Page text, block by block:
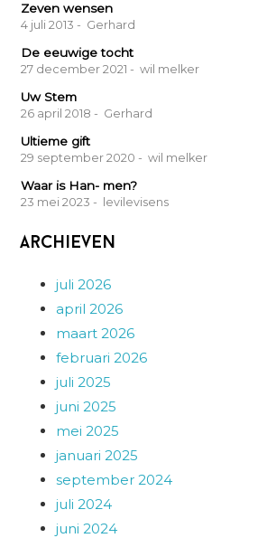
Zeven wensen
4 juli 2013 - Gerhard
De eeuwige tocht
27 december 2021 - wil melker
Uw Stem
26 april 2018 - Gerhard
Ultieme gift
29 september 2020 - wil melker
Waar is Han- men?
23 mei 2023 - levilevisens
Archieven
juli 2026
april 2026
maart 2026
februari 2026
juli 2025
juni 2025
mei 2025
januari 2025
september 2024
juli 2024
juni 2024